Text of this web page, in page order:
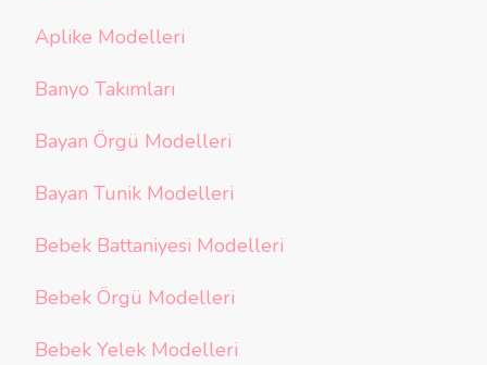
Aplike Modelleri
Banyo Takımları
Bayan Örgü Modelleri
Bayan Tunik Modelleri
Bebek Battaniyesi Modelleri
Bebek Örgü Modelleri
Bebek Yelek Modelleri